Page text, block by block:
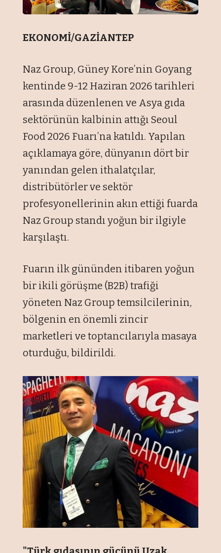
EKONOMİ/GAZİANTEP
Naz Group, Güney Kore’nin Goyang
kentinde 9-12 Haziran 2026 tarihleri
arasında düzenlenen ve Asya gıda
sektörünün kalbinin attığı Seoul
Food 2026 Fuarı’na katıldı. Yapılan
açıklamaya göre, dünyanın dört bir
yanından gelen ithalatçılar,
distribütörler ve sektör
profesyonellerinin akın ettiği fuarda
Naz Group standı yoğun bir ilgiyle
karşılaştı.
Fuarın ilk gününden itibaren yoğun
bir ikili görüşme (B2B) trafiği
yöneten Naz Group temsilcilerinin,
bölgenin en önemli zincir
marketleri ve toptancılarıyla masaya
oturduğu, bildirildi.